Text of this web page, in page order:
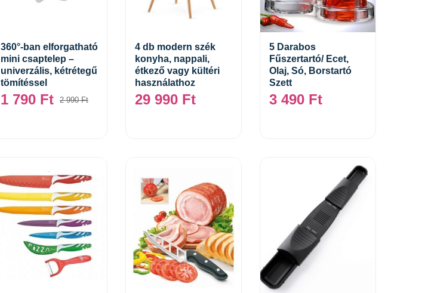
Kosárba teszem
360°-ban elforgatható
mini csaptelep –
univerzális, kétrétegű
tömítéssel
2 990Ft
1 790 Ft
Tovább
4 db modern szék
konyha, nappali,
étkező vagy kültéri
használathoz
29 990 Ft
Kosárba teszem
5 Darabos
Fűszertartó/ Ecet,
Olaj, Só, Borstartó
Szett
3 490 Ft